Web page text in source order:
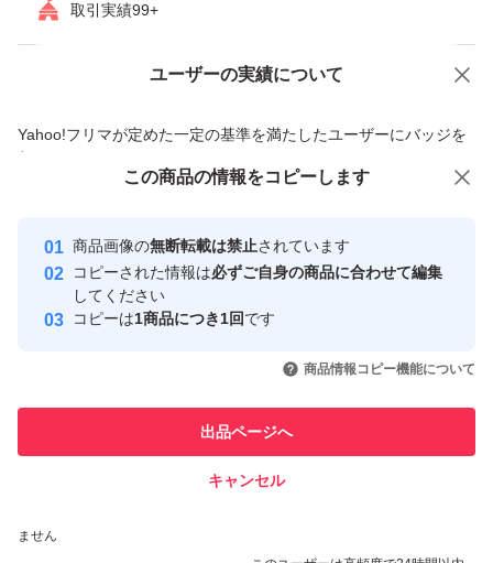
がけますが、その他インターフェース等の動作確認はして
あるとは思いますがよろしくお願いいたします。到着後の
不都合等による保証はございませんので、ご了承の上よろ
※中古品ですので、表面及び裏蓋にスレ及び擦傷・シール
痕等あります。
※中古品のためファンの音が気になる場合があります。
※CMOS電池等消耗品は、購入者様ご自身で管理等お願い
取引実績99+
ユーザーの実績について
Yahoo!フリマが定めた一定の基準を満たしたユーザーにバッジを
付与しています
安心取引出品者
心・安全なユーザーです
取引実績
引を完了させた実績があります
での取引実績があります
ません
価格の相談 商品への質問
この商品の情報をコピーします
商品画像の無断転載は禁止されています
コピーされた情報は必ずご自身の商品に合わせて編集
してください
コピーは1商品につき1回です
商品情報コピー機能について
出品ページへ
キャンセル
この商品をみている人にオススメ